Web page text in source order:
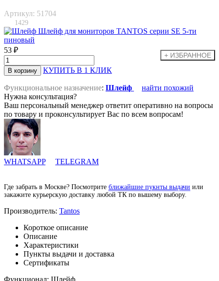
Артикул: 51704
1429
53 ₽
КУПИТЬ В 1 КЛИК
Функциональное назначение: Шлейф
найти похожий
Нужна консультация?
Ваш персональный менеджер ответит оперативно на вопросы
по товару и проконсультирует Вас по всем вопросам!
WHATSAPP TELEGRAM
Где забрать в Москве? Посмотрите ближайшие пукнты выдачи или
закажите курьерскую доставку любой ТК по вышему выбору.
Производитель: Tantos
Короткое описание
Описание
Характеристики
Пункты выдачи и доставка
Сертификаты
Функционал: Шлейф